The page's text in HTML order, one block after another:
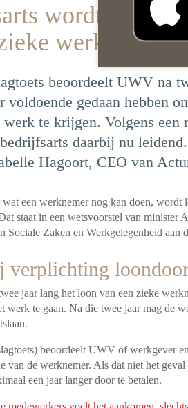
wordt
werknemer
beoordeelt UWV na
voldoende gedaan hebben
te krijgen. Volgens een
daarbij nu
Hagoort, CEO van
een werknemer nog kan doen, wordt
staat in een wetsvoorstel van minister
Zaken en Werkgelegenheid aan
verplichting
jaar lang het loon van een zieke
werk te gaan. Na die twee jaar mag de
beoordeelt UWV of werkgever
van de werknemer. Als dat niet het
een jaar langer door te betalen.